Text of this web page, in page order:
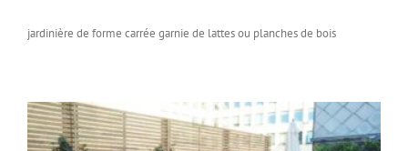
jardinière de forme carrée garnie de lattes ou planches de bois